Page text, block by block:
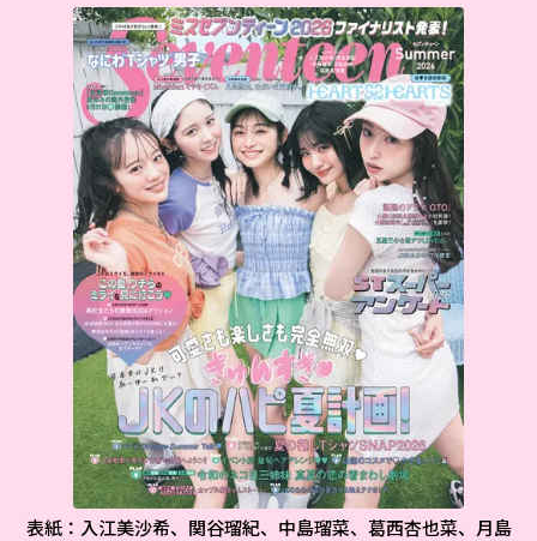
表紙：入江美沙希、関谷瑠紀、中島瑠菜、葛西杏也菜、月島